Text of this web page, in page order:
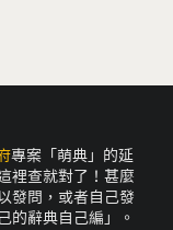
專案「萌典」的延
裡查就對了！甚麼
發問，或者自己發
的辭典自己編」。